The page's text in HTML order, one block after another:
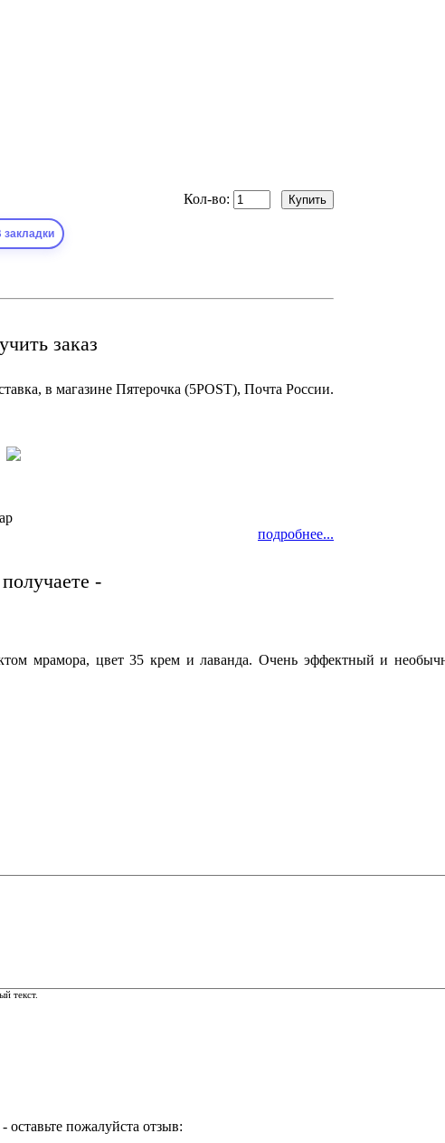
Кол-во:
закладки
заказ
в магазине Пятерочка (5POST), Почта России.
подробнее...
-
мрамора, цвет 35 крем и лаванда. Очень эффектный и
текст.
пожалуйста отзыв: